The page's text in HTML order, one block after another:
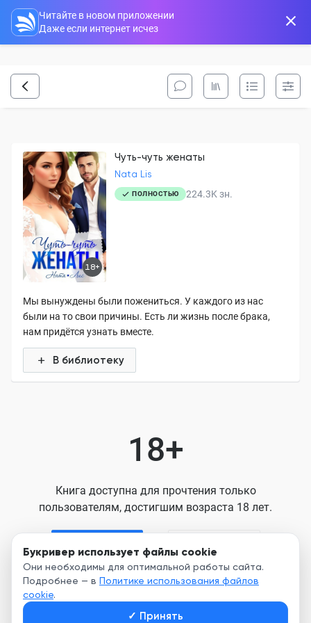
Букривер использует файлы cookie
Они необходимы для оптимальной работы сайта.
Подробнее — в Политике использования файлов
cookie.
✓ Принять
Читайте в новом приложении
Даже если интернет исчез
18+
Чуть-чуть женаты
Nata Lis
ПОЛНОСТЬЮ 224.3K зн.
Мы вынуждены были пожениться. У каждого из нас
были на то свои причины. Есть ли жизнь после брака,
нам придётся узнать вместе.
В библиотеку
18+
Книга доступна для прочтения только
пользователям, достигшим возраста 18 лет.
Нажимая кнопку, я принимаю условия
Пользовательского соглашения